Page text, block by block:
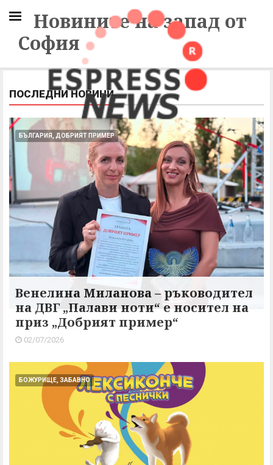
Новините на запад от
София
ПОСЛЕДНИ НОВИНИ
БЪЛГАРИЯ, ДОБРИЯТ ПРИМЕР
Венелина Миланова – ръководител
на ДВГ „Палави ноти“ е носител на
приз „Добрият пример“
02/07/2026
БОЖУРИЩЕ, ЗАБАВНО